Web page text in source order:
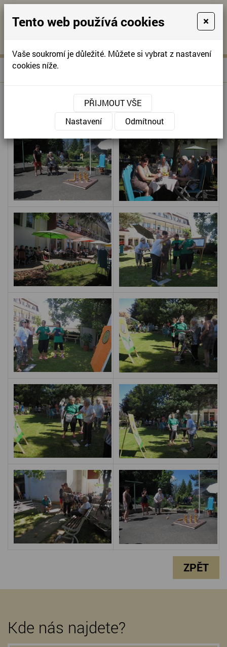
+420info@domov-
Úvodní stránka
18. OLEŠECKÝ DEN
ZPĚT
Kde nás najdete?
Tento web používá cookies ×
Vaše soukromí je důležité. Můžete si vybrat z nastavení
cookies níže.
PŘIJMOUT VŠE
Nastavení
Odmítnout